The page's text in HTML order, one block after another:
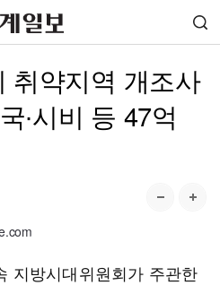
취약지역 개조사
∙시비 등 47억
지방시대위원회가 주관한